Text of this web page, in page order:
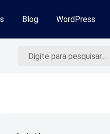
Blog WordPress
Pesquisar